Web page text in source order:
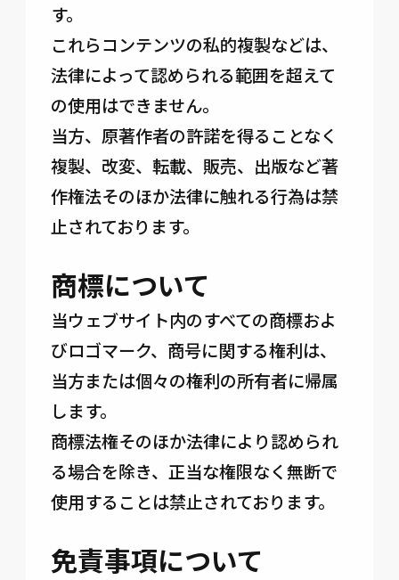
す。
これらコンテンツの私的複製などは、
法律によって認められる範囲を超えて
の使用はできません。
当方、原著作者の許諾を得ることなく
複製、改変、転載、販売、出版など著
作権法そのほか法律に触れる行為は禁
止されております。
商標について
当ウェブサイト内のすべての商標およ
びロゴマーク、商号に関する権利は、
当方または個々の権利の所有者に帰属
します。
商標法権そのほか法律により認められ
る場合を除き、正当な権限なく無断で
使用することは禁止されております。
免責事項について